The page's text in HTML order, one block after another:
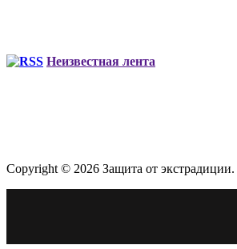
Неизвестная лента
Copyright © 2026 Защита от экстрадиции.